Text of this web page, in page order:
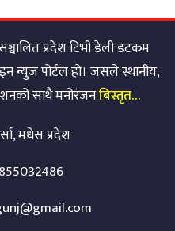
सञ्चालित प्रदेश टिभी डेली डटकम
न्युज पोर्टल हो। जसले स्थानीय,
साथै मनोरंजनबिस्तृत…
मधेस प्रदेश